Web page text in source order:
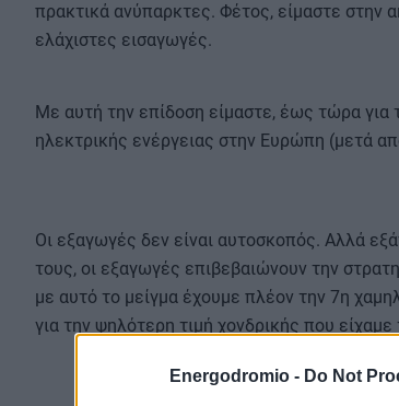
Energodromio - Do Not
πρακτικά ανύπαρκτες. Φέτος, είμαστε στην
ελάχιστες εισαγωγές.
Με αυτή την επίδοση είμαστε, έως τώρα
ηλεκτρικής ενέργειας στην Ευρώπη (μετά
Οι εξαγωγές δεν είναι αυτοσκοπός. Αλλά
τους, οι εξαγωγές επιβεβαιώνουν την
με αυτό το μείγμα έχουμε πλέον την 7η
για την ψηλότερη τιμή χονδρικής που είχαμε